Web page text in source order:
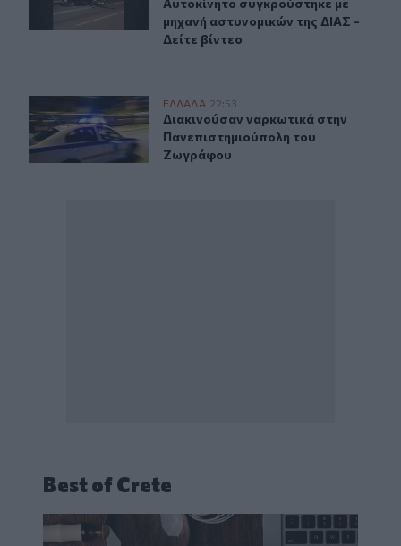
Αυτοκίνητο συγκρούστηκε με
μηχανή αστυνομικών της ΔΙΑΣ -
Δείτε βίντεο
Διακινούσαν ναρκωτικά στην Πανεπιστημιούπολη
ΕΛΛAΔΑ 22:53
Διακινούσαν ναρκωτικά στην
Διακινούσαν ναρκωτικά στην
Πανεπιστημιούπολη του
Ζωγράφου
Best of Crete